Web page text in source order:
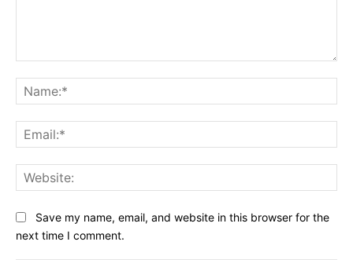
Save my name, email, and website in this browser for the
next time I comment.